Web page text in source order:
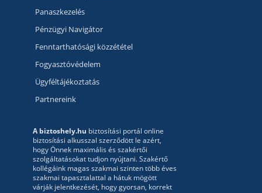
Panaszkezelés
Pénzügyi Navigátor
Fenntarthatósági közzététel
Fogyasztóvédelem
Ügyféltájékoztatás
Partnereink
A biztoshely.hu biztosítási portál online
biztosítási alkusszal szerződött le azért,
hogy Önnek maximális és szakértői
szolgáltatásokat tudjon nyújtani. Szakértő
kollégáink magas szakmai szinten több éves
szakmai tapasztalattal a hátuk mögött
várják jelentkezését, hogy gyorsan, korrekt